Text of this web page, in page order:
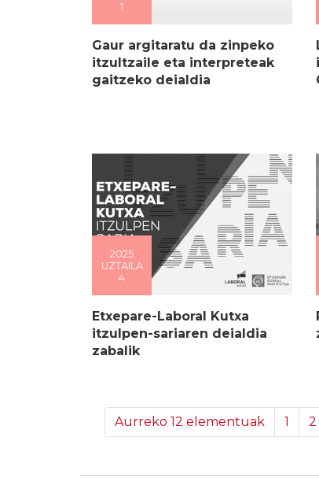
1
Gaur argitaratu da zinpeko
itzultzaile eta interpreteak
gaitzeko deialdia
2025
UZTAILA
4
Etxepare-Laboral Kutxa
itzulpen-sariaren deialdia
zabalik
Aurreko 12 elementuak 1 2